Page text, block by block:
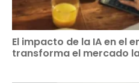
El impacto de la IA en el
transforma el mercado